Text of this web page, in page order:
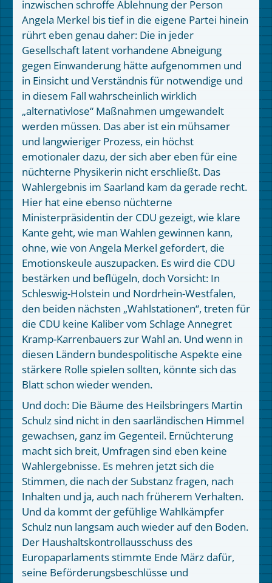
inzwischen schroffe Ablehnung der Person
Angela Merkel bis tief in die eigene Partei hinein
rührt eben genau daher: Die in jeder
Gesellschaft latent vorhandene Abneigung
gegen Einwanderung hätte aufgenommen und
in Einsicht und Verständnis für notwendige und
in diesem Fall wahrscheinlich wirklich
„alternativlose“ Maßnahmen umgewandelt
werden müssen. Das aber ist ein mühsamer
und langwieriger Prozess, ein höchst
emotionaler dazu, der sich aber eben für eine
nüchterne Physikerin nicht erschließt. Das
Wahlergebnis im Saarland kam da gerade recht.
Hier hat eine ebenso nüchterne
Ministerpräsidentin der CDU gezeigt, wie klare
Kante geht, wie man Wahlen gewinnen kann,
ohne, wie von Angela Merkel gefordert, die
Emotionskeule auszupacken. Es wird die CDU
bestärken und beflügeln, doch Vorsicht: In
Schleswig-Holstein und Nordrhein-Westfalen,
den beiden nächsten „Wahlstationen“, treten für
die CDU keine Kaliber vom Schlage Annegret
Kramp-Karrenbauers zur Wahl an. Und wenn in
diesen Ländern bundespolitische Aspekte eine
stärkere Rolle spielen sollten, könnte sich das
Blatt schon wieder wenden.
Und doch: Die Bäume des Heilsbringers Martin
Schulz sind nicht in den saarländischen Himmel
gewachsen, ganz im Gegenteil. Ernüchterung
macht sich breit, Umfragen sind eben keine
Wahlergebnisse. Es mehren jetzt sich die
Stimmen, die nach der Substanz fragen, nach
Inhalten und ja, auch nach früherem Verhalten.
Und da kommt der gefühlige Wahlkämpfer
Schulz nun langsam auch wieder auf den Boden.
Der Haushaltskontrollausschuss des
Europaparlaments stimmte Ende März dafür,
seine Beförderungsbeschlüsse und